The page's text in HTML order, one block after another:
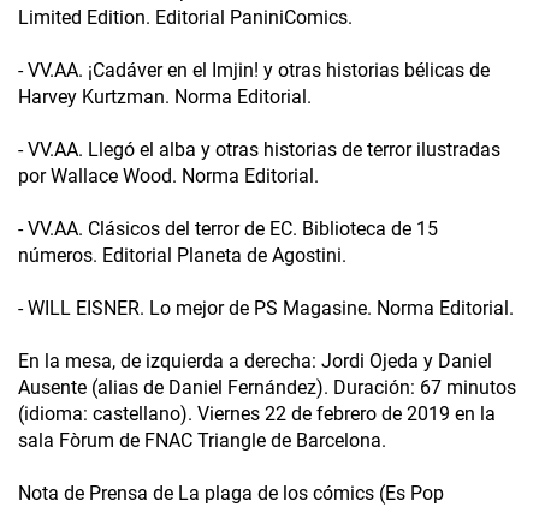
Limited Edition. Editorial PaniniComics.
- VV.AA. ¡Cadáver en el Imjin! y otras historias bélicas de
Harvey Kurtzman. Norma Editorial.
- VV.AA. Llegó el alba y otras historias de terror ilustradas
por Wallace Wood. Norma Editorial.
- VV.AA. Clásicos del terror de EC. Biblioteca de 15
números. Editorial Planeta de Agostini.
- WILL EISNER. Lo mejor de PS Magasine. Norma Editorial.
En la mesa, de izquierda a derecha: Jordi Ojeda y Daniel
Ausente (alias de Daniel Fernández). Duración: 67 minutos
(idioma: castellano). Viernes 22 de febrero de 2019 en la
sala Fòrum de FNAC Triangle de Barcelona.
Nota de Prensa de La plaga de los cómics (Es Pop